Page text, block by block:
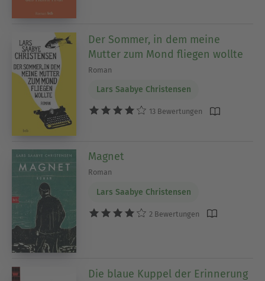
Der Sommer, in dem meine
Mutter zum Mond fliegen wollte
Roman
Lars Saabye Christensen
13 Bewertungen
Magnet
Roman
Lars Saabye Christensen
2 Bewertungen
Die blaue Kuppel der Erinnerung